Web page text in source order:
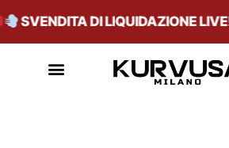
SVENDITA DI LIQUIDAZIONE LIVE!